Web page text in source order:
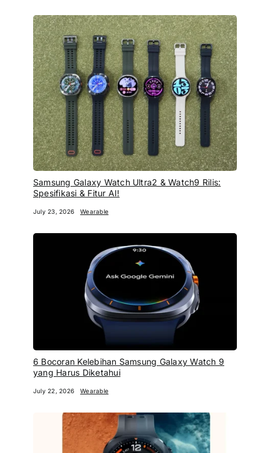
Samsung Galaxy Watch Ultra2 & Watch9 Rilis:
Spesifikasi & Fitur AI!
July 23, 2026 Wearable
6 Bocoran Kelebihan Samsung Galaxy Watch 9
yang Harus Diketahui
July 22, 2026 Wearable